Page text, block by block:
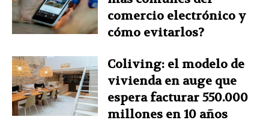
comercio electrónico y
cómo evitarlos?
Coliving: el modelo de
vivienda en auge que
espera facturar 550.000
millones en 10 años